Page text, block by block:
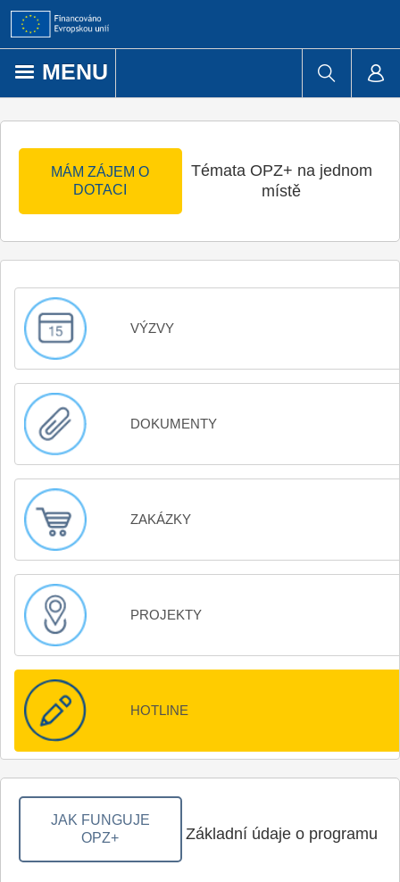
Přejít k obsahu
MENU
MÁM ZÁJEM O
DOTACI
Témata OPZ+ na jednom
místě
VÝZVY
DOKUMENTY
ZAKÁZKY
PROJEKTY
HOTLINE
JAK FUNGUJE
OPZ+
Základní údaje o programu